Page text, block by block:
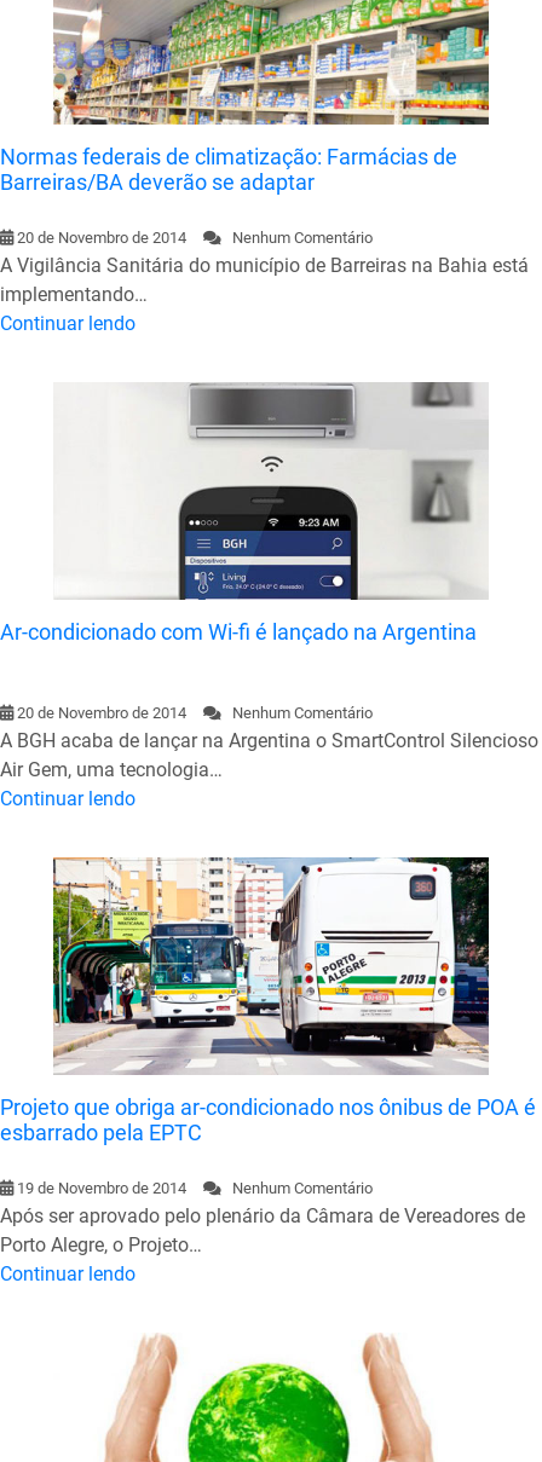
Normas federais de climatização: Farmácias de
Barreiras/BA deverão se adaptar
20 de Novembro de 2014 Nenhum Comentário
A Vigilância Sanitária do município de Barreiras na Bahia está
implementando…
Continuar lendo
Ar-condicionado com Wi-fi é lançado na Argentina
20 de Novembro de 2014 Nenhum Comentário
A BGH acaba de lançar na Argentina o SmartControl Silencioso
Air Gem, uma tecnologia…
Continuar lendo
Projeto que obriga ar-condicionado nos ônibus de POA é
esbarrado pela EPTC
19 de Novembro de 2014 Nenhum Comentário
Após ser aprovado pelo plenário da Câmara de Vereadores de
Porto Alegre, o Projeto…
Continuar lendo